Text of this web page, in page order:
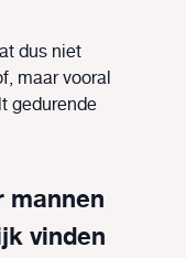
dus niet
maar vooral
gedurende
mannen
vinden